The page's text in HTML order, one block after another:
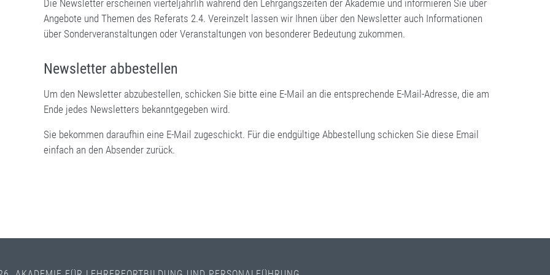
Die Newsletter erscheinen vierteljährlih während den Lehrgangszeiten der Akademie und informieren Sie über
Angebote und Themen des Referats 2.4. Vereinzelt lassen wir Ihnen über den Newsletter auch Informationen
über Sonderveranstaltungen oder Veranstaltungen von besonderer Bedeutung zukommen.
Newsletter abbestellen
Um den Newsletter abzubestellen, schicken Sie bitte eine E-Mail an die entsprechende E-Mail-Adresse, die am
Ende jedes Newsletters bekanntgegeben wird.
Sie bekommen daraufhin eine E-Mail zugeschickt. Für die endgültige Abbestellung schicken Sie diese Email
einfach an den Absender zurück.